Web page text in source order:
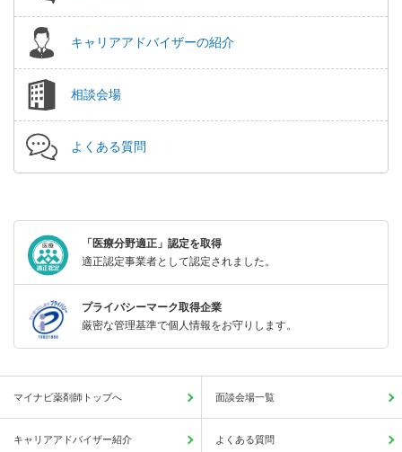
キャリアアドバイザーの紹介
相談会場
よくある質問
「医療分野適正」認定を取得
適正認定事業者として認定されました。
プライバシーマーク取得企業
厳密な管理基準で個人情報をお守りします。
マイナビ薬剤師トップへ 面談会場一覧
キャリアアドバイザー紹介 よくある質問